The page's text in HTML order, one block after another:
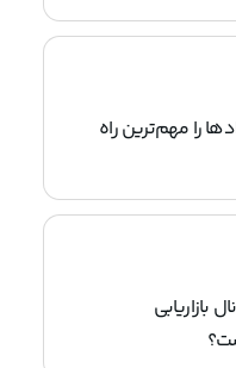
را مهم‌ترین راه
بازاریابی